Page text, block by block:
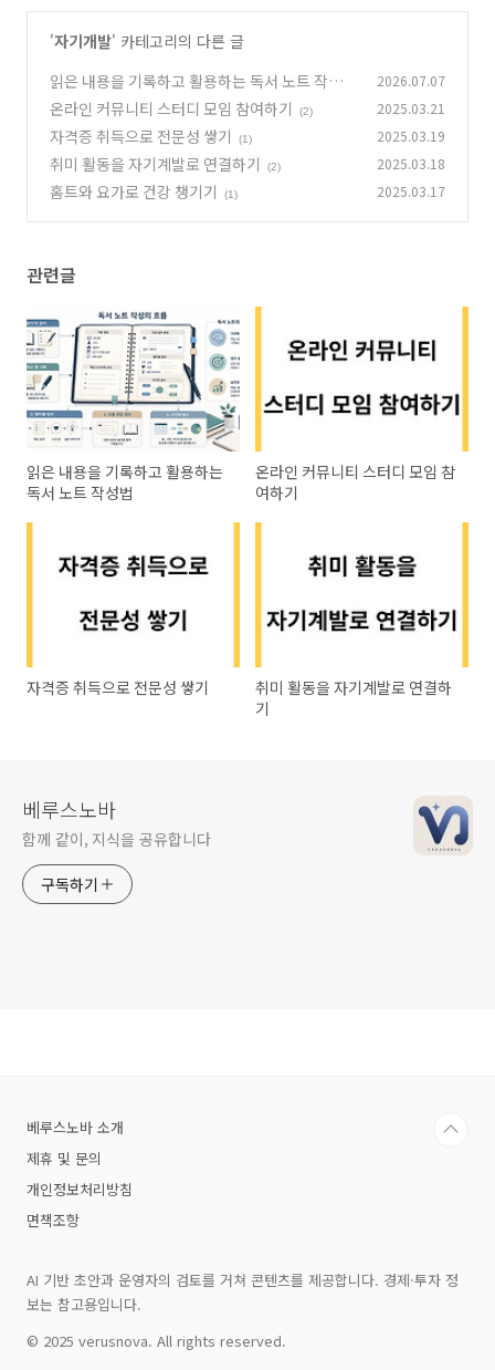
'자기개발' 카테고리의 다른 글
읽은 내용을 기록하고 활용하는 독서 노트 작성법
(0)
2026.07.07
온라인 커뮤니티 스터디 모임 참여하기 (2) 2025.03.21
자격증 취득으로 전문성 쌓기 (1) 2025.03.19
취미 활동을 자기계발로 연결하기 (2) 2025.03.18
홈트와 요가로 건강 챙기기 (1) 2025.03.17
관련글
읽은 내용을 기록하고 활용하는
독서 노트 작성법
온라인 커뮤니티 스터디 모임 참
여하기
자격증 취득으로 전문성 쌓기
취미 활동을 자기계발로 연결하
기
베루스노바
함께 같이, 지식을 공유합니다
구독하기
베루스노바 소개
제휴 및 문의
개인정보처리방침
면책조항
AI 기반 초안과 운영자의 검토를 거쳐 콘텐츠를 제공합니다. 경제·투자 정
보는 참고용입니다.
© 2025 verusnova. All rights reserved.